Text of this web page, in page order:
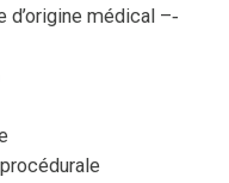
médical –‐